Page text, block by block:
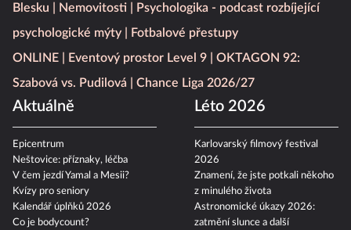
Blesku
Nemovitosti
Psychologika - podcast rozbíjející
psychologické mýty
Fotbalové přestupy
ONLINE
Eventový prostor Level 9
OKTAGON 92:
Szabová vs. Pudilová
Chance Liga 2026/27
Aktuálně
Epicentrum
Neštovice: příznaky, léčba
V čem jezdí Yamal a Mesii?
Kvízy pro seniory
Kalendář úplňků 2026
Co je bodycount?
Léto 2026
Karlovarský filmový festival
2026
Znamení, že jste potkali někoho
z minulého života
Astronomické úkazy 2026:
zatmění slunce a další